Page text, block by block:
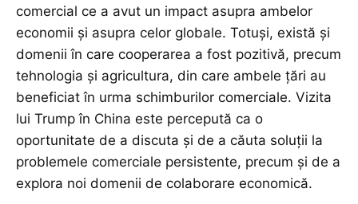
comercial ce a avut un impact asupra ambelor
economii și asupra celor globale. Totuși, există și
domenii în care cooperarea a fost pozitivă, precum
tehnologia și agricultura, din care ambele țări au
beneficiat în urma schimburilor comerciale. Vizita
lui Trump în China este percepută ca o
oportunitate de a discuta și de a căuta soluții la
problemele comerciale persistente, precum și de a
explora noi domenii de colaborare economică.